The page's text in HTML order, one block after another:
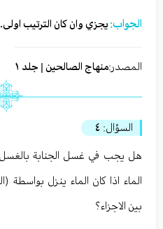
الجواب: يجزي وان كان الترتيب اولى.
المصدر:منهاج الصالحين | جلد ١
السؤال: ٤
هل يجب في غسل الجنابة بالغسل
الماء اذا كان الماء ينزل
بين الاجزاء؟